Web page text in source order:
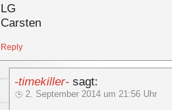
LG
Carsten
Reply
-timekiller- sagt:
2. September 2014 um 21:56 Uhr